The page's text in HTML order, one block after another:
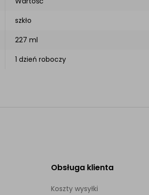
szkło
227 ml
1 dzień roboczy
Obsługa klienta
Koszty wysyłki